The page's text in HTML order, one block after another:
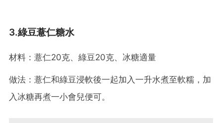
3.綠豆薏仁糖水
材料：薏仁20克、綠豆20克、冰糖適量
做法：薏仁和綠豆浸軟後一起加入一升水煮至軟糯，加
入冰糖再煮一小會兒便可。